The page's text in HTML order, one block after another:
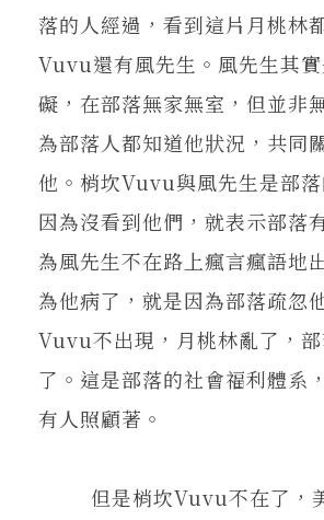
落的人經過，看到這片月桃林
Vuvu還有風先生。風先生其
礙，在部落無家無室，但並非
為部落人都知道他狀況，共同
他。梢坎Vuvu與風先生是部落
因為沒看到他們，就表示部落
為風先生不在路上瘋言瘋語地
為他病了，就是因為部落疏忽
Vuvu不出現，月桃林亂了，
了。這是部落的社會福利體系
有人照顧著。
但是梢坎Vuvu不在了，